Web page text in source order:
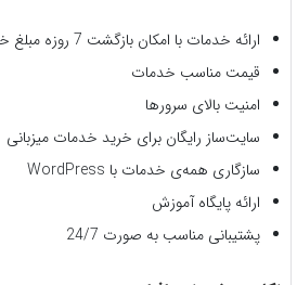
ارائه خدمات با امکان بازگشت 7 روزه مبلغ خرید در صورت عدم رضایت
قیمت مناسب خدمات
امنیت بالای سرورها
سایت‌ساز رایگان برای خرید خدمات میزبانی
سازگاری همه‌ی خدمات با WordPress
ارائه پایگاه آموزش
پشتیبانی مناسب به صورت 24/7